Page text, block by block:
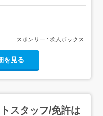
スポンサー : 求人ボックス
を見る
スタッフ/免許は